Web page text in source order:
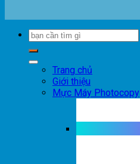
Trang chủ
Giới thiệu
Mực Máy Photocopy